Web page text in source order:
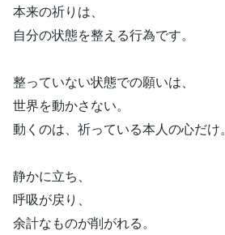
本来の祈りは、
自分の状態を整える行為です。
整っていない状態での願いは、
世界を動かさない。
動くのは、祈っている本人の心だけ。
静かに立ち、
呼吸が戻り、
余計なものが削がれる。